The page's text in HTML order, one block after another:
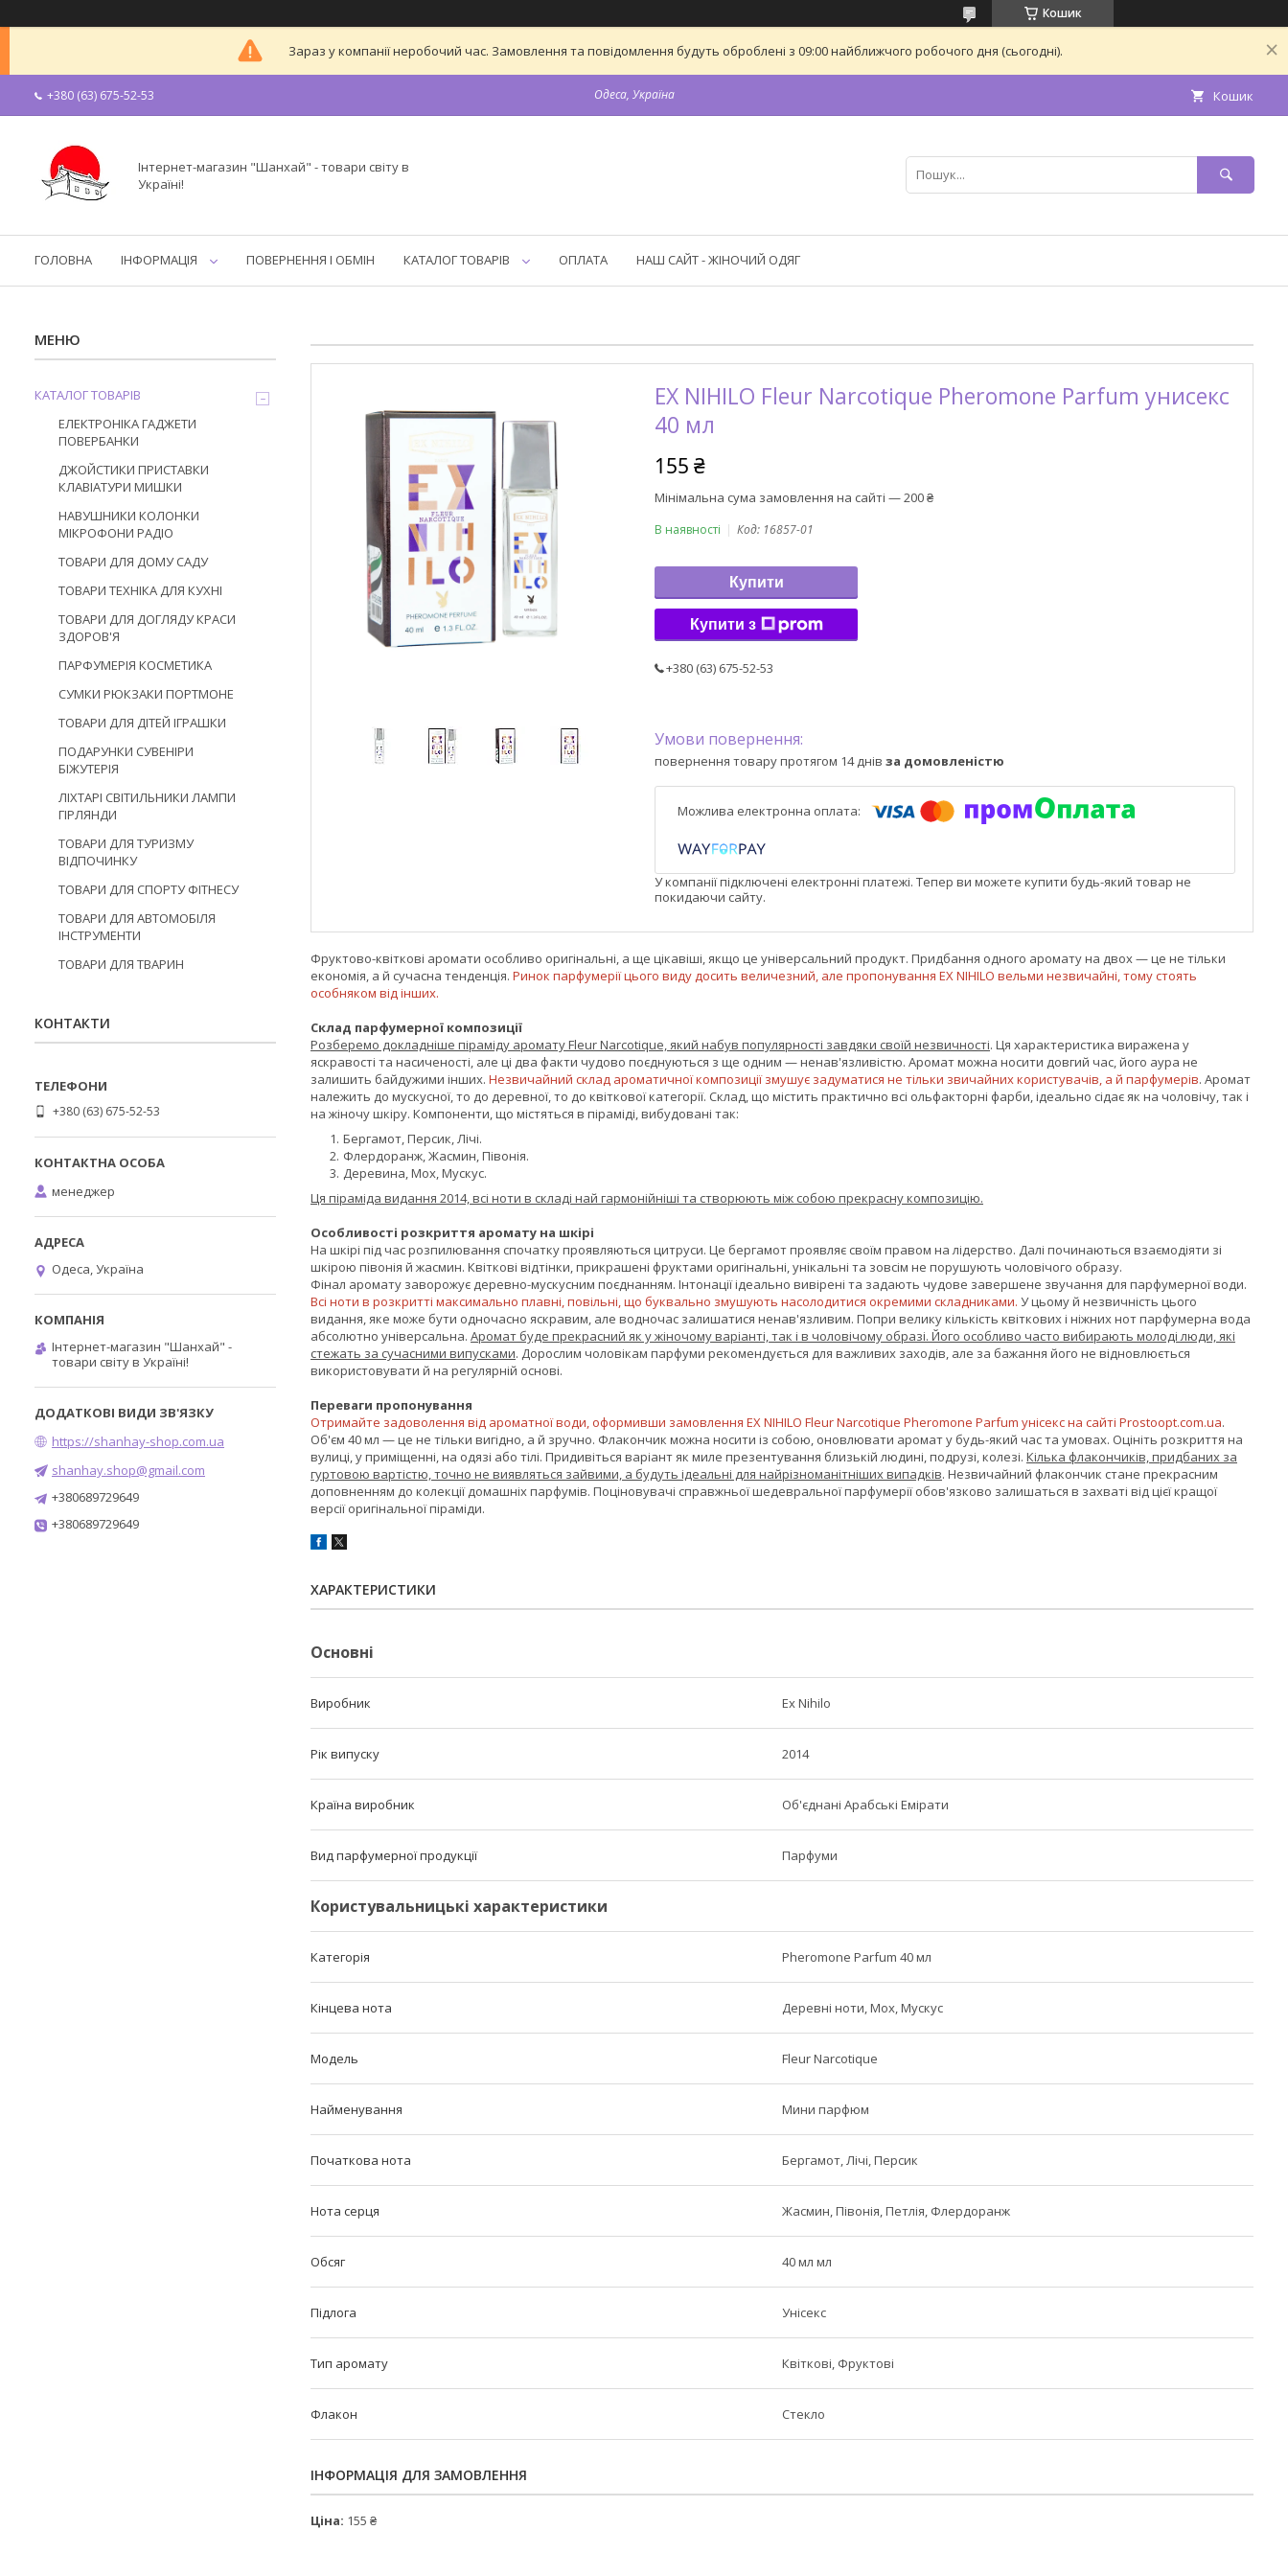
Кошик
Зараз у компанії неробочий час. Замовлення та повідомлення будуть оброблені з 09:00 найближчого робочого дня (сьогодні).
+380 (63) 675-52-53 Одеса, Україна Кошик
Інтернет-магазин "Шанхай" - товари світу в
Україні!
ГОЛОВНА ІНФОРМАЦІЯ ПОВЕРНЕННЯ І ОБМІН КАТАЛОГ ТОВАРІВ ОПЛАТА НАШ САЙТ - ЖІНОЧИЙ ОДЯГ
EX NIHILO Fleur Narcotique Pheromone Parfum унисекс
40 мл
155 ₴
Мінімальна сума замовлення на сайті — 200 ₴
В наявності Код: 16857-01
Купити
Купити з
+380 (63) 675-52-53
повернення товару протягом 14 днів за домовленістю
У компанії підключені електронні платежі. Тепер ви можете купити будь-який товар не
покидаючи сайту.
Фруктово-квіткові аромати особливо оригінальні, а ще цікавіші, якщо це універсальний продукт. Придбання одного аромату на двох — це не тільки
економія, а й сучасна тенденція. Ринок парфумерії цього виду досить величезний, але пропонування EX NIHILO вельми незвичайні, тому стоять
особняком від інших.
Склад парфумерної композиції
Розберемо докладніше піраміду аромату Fleur Narcotique, який набув популярності завдяки своїй незвичності. Ця характеристика виражена у
яскравості та насиченості, але ці два факти чудово поєднуються з ще одним — ненав'язливістю. Аромат можна носити довгий час, його аура не
залишить байдужими інших. Незвичайний склад ароматичної композиції змушує задуматися не тільки звичайних користувачів, а й парфумерів. Аромат
належить до мускусної, то до деревної, то до квіткової категорії. Склад, що містить практично всі ольфакторні фарби, ідеально сідає як на чоловічу, так і
на жіночу шкіру. Компоненти, що містяться в піраміді, вибудовані так:
Бергамот, Персик, Лічі.
Флердоранж, Жасмин, Півонія.
Деревина, Мох, Мускус.
Ця піраміда видання 2014, всі ноти в складі най гармонійніші та створюють між собою прекрасну композицію.
Особливості розкриття аромату на шкірі
На шкірі під час розпилювання спочатку проявляються цитруси. Це бергамот проявляє своїм правом на лідерство. Далі починаються взаємодіяти зі
шкірою півонія й жасмин. Квіткові відтінки, прикрашені фруктами оригінальні, унікальні та зовсім не порушують чоловічого образу.
Фінал аромату заворожує деревно-мускусним поєднанням. Інтонації ідеально вивірені та задають чудове завершене звучання для парфумерної води.
Всі ноти в розкритті максимально плавні, повільні, що буквально змушують насолодитися окремими складниками. У цьому й незвичність цього
видання, яке може бути одночасно яскравим, але водночас залишатися ненав'язливим. Попри велику кількість квіткових і ніжних нот парфумерна вода
абсолютно універсальна. Аромат буде прекрасний як у жіночому варіанті, так і в чоловічому образі. Його особливо часто вибирають молоді люди, які
стежать за сучасними випусками. Дорослим чоловікам парфуми рекомендується для важливих заходів, але за бажання його не відновлюється
використовувати й на регулярній основі.
Переваги пропонування
Отримайте задоволення від ароматної води, оформивши замовлення EX NIHILO Fleur Narcotique Pheromone Parfum унісекс на сайті Prostoopt.com.ua.
Об'єм 40 мл — це не тільки вигідно, а й зручно. Флакончик можна носити із собою, оновлювати аромат у будь-який час та умовах. Оцініть розкриття на
вулиці, у приміщенні, на одязі або тілі. Придивіться варіант як миле презентування близькій людині, подрузі, колезі. Кілька флакончиків, придбаних за
гуртовою вартістю, точно не виявляться зайвими, а будуть ідеальні для найрізноманітніших випадків. Незвичайний флакончик стане прекрасним
доповненням до колекції домашніх парфумів. Поціновувачі справжньої шедевральної парфумерії обов'язково залишаться в захваті від цієї кращої
версії оригінальної піраміди.
ХАРАКТЕРИСТИКИ
Основні
Виробник Ex Nihilo
Рік випуску 2014
Країна виробник Об'єднані Арабські Емірати
Вид парфумерної продукції Парфуми
Користувальницькі характеристики
Категорія Pheromone Parfum 40 мл
Кінцева нота Деревні ноти, Мох, Мускус
Мoдель Fleur Narcotique
Найменування Мини парфюм
Початкова нота Бергамот, Лічі, Персик
Нота серця Жасмин, Півонія, Петлія, Флердоранж
Обсяг 40 мл мл
Підлога Унісекс
Тип аромату Квіткові, Фруктові
Флакон Стекло
ІНФОРМАЦІЯ ДЛЯ ЗАМОВЛЕННЯ
Ціна: 155 ₴
КАТАЛОГ ТОВАРІВ
ЕЛЕКТРОНІКА ГАДЖЕТИ
ПОВЕРБАНКИ
ДЖОЙСТИКИ ПРИСТАВКИ
КЛАВІАТУРИ МИШКИ
НАВУШНИКИ КОЛОНКИ
МІКРОФОНИ РАДІО
ТОВАРИ ДЛЯ ДОМУ САДУ
ТОВАРИ ТЕХНІКА ДЛЯ КУХНІ
ТОВАРИ ДЛЯ ДОГЛЯДУ КРАСИ
ЗДОРОВ'Я
ПАРФУМЕРІЯ КОСМЕТИКА
СУМКИ РЮКЗАКИ ПОРТМОНЕ
ТОВАРИ ДЛЯ ДІТЕЙ ІГРАШКИ
ПОДАРУНКИ СУВЕНІРИ
БІЖУТЕРІЯ
ЛІХТАРІ СВІТИЛЬНИКИ ЛАМПИ
ГІРЛЯНДИ
ТОВАРИ ДЛЯ ТУРИЗМУ
ВІДПОЧИНКУ
ТОВАРИ ДЛЯ СПОРТУ ФІТНЕСУ
ТОВАРИ ДЛЯ АВТОМОБІЛЯ
ІНСТРУМЕНТИ
ТОВАРИ ДЛЯ ТВАРИН
КОНТАКТИ
+380 (63) 675-52-53
менеджер
Одеса, Україна
Інтернет-магазин "Шанхай" -
товари світу в Україні!
https://shanhay-shop.com.ua
shanhay.shop@gmail.com
+380689729649
+380689729649